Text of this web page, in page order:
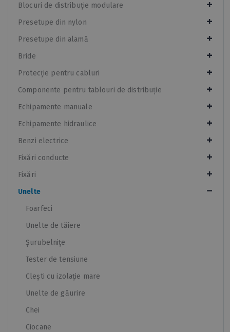
Blocuri de distribuție modulare
Presetupe din nylon
Presetupe din alamă
Bride
Protecție pentru cabluri
Componente pentru tablouri de distribuție
Echipamente manuale
Echipamente hidraulice
Benzi electrice
Fixări conducte
Fixări
Unelte
Foarfeci
Unelte de tăiere
Șurubelnițe
Tester de tensiune
Clești cu izolație mare
Unelte de găurire
Chei
Ciocane